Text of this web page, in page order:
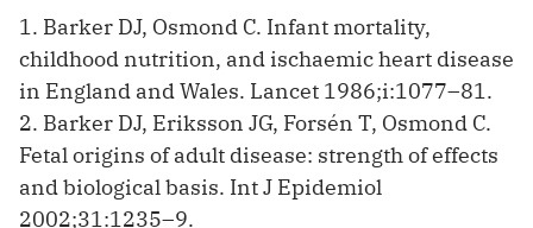
1. Barker DJ, Osmond C. Infant mortality,
childhood nutrition, and ischaemic heart disease
in England and Wales. Lancet 1986;i:1077–81.
2. Barker DJ, Eriksson JG, Forsén T, Osmond C.
Fetal origins of adult disease: strength of effects
and biological basis. Int J Epidemiol
2002;31:1235–9.